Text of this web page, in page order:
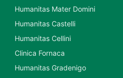
Humanitas Mater Domini
Humanitas Castelli
Humanitas Cellini
Clinica Fornaca
Humanitas Gradenigo